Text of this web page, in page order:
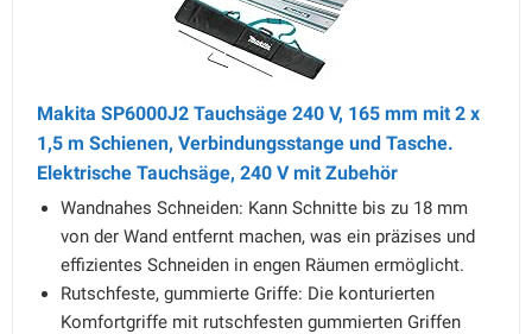
Makita SP6000J2 Tauchsäge 240 V, 165 mm mit 2 x
1,5 m Schienen, Verbindungsstange und Tasche.
Elektrische Tauchsäge, 240 V mit Zubehör
Wandnahes Schneiden: Kann Schnitte bis zu 18 mm
von der Wand entfernt machen, was ein präzises und
effizientes Schneiden in engen Räumen ermöglicht.
Rutschfeste, gummierte Griffe: Die konturierten
Komfortgriffe mit rutschfesten gummierten Griffen